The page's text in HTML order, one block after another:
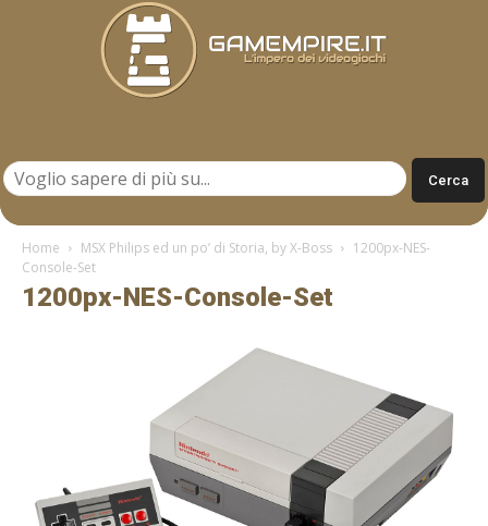
Home MSX Philips ed un po’ di Storia, by X-Boss
1200px-NES-
Console-Set
1200px-NES-Console-Set